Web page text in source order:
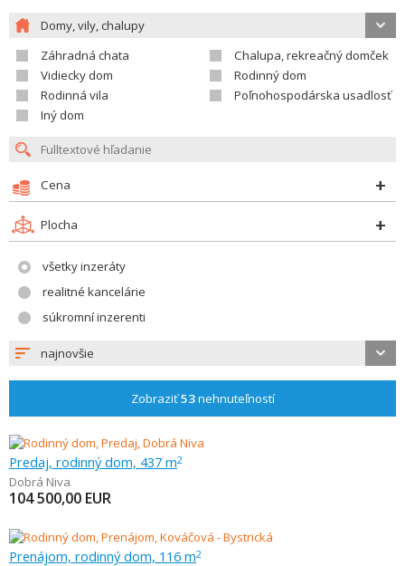
Domy, vily, chalupy
Záhradná chata
Chalupa, rekreačný domček
Vidiecky dom
Rodinný dom
Rodinná vila
Poľnohospodárska usadlosť
Iný dom
Cena
Plocha
všetky inzeráty
realitné kancelárie
súkromní inzerenti
najnovšie
Zobraziť53nehnuteľností
Predaj, rodinný dom, 437 m2
Dobrá Niva
104 500,00 EUR
Prenájom, rodinný dom, 116 m2